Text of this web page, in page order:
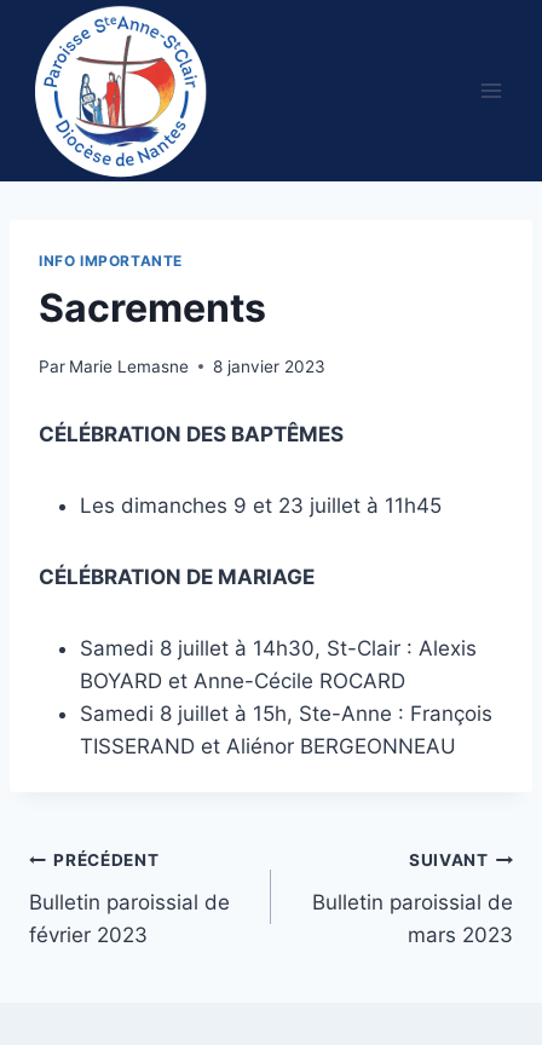
contenu
INFO IMPORTANTE
Sacrements
Par Marie Lemasne 8 janvier 2023
CÉLÉBRATION DES BAPTÊMES
Les dimanches 9 et 23 juillet à 11h45
CÉLÉBRATION DE MARIAGE
Samedi 8 juillet à 14h30, St-Clair : Alexis
BOYARD et Anne-Cécile ROCARD
Samedi 8 juillet à 15h, Ste-Anne : François
TISSERAND et Aliénor BERGEONNEAU
Navigation
de
PRÉCÉDENT
Bulletin paroissial de
février 2023
SUIVANT
Bulletin paroissial de
mars 2023